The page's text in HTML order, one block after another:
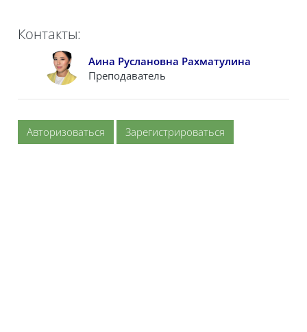
Контакты:
Аина Руслановна Рахматулина
Преподаватель
Авторизоваться Зарегистрироваться